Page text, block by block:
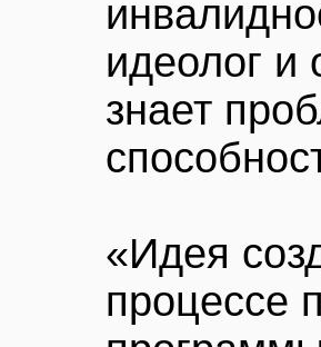
идеолог и
знает
«Идея
процессе